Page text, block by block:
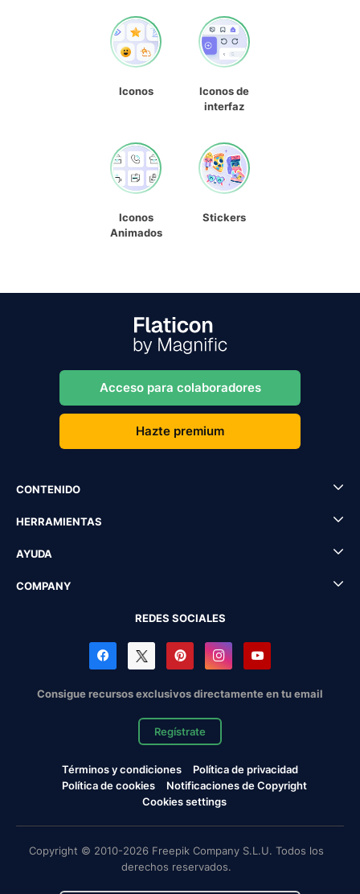
Iconos
Iconos de
interfaz
Iconos
Animados
Stickers
Acceso para colaboradores
Hazte premium
CONTENIDO
HERRAMIENTAS
AYUDA
COMPANY
REDES SOCIALES
Consigue recursos exclusivos directamente en tu email
Regístrate
Términos y condiciones
Política de privacidad
Política de cookies
Notificaciones de Copyright
Cookies settings
Copyright © 2010-2026 Freepik Company S.L.U. Todos los
derechos reservados.